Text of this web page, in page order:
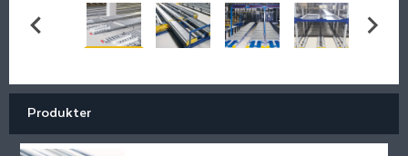
Produkter